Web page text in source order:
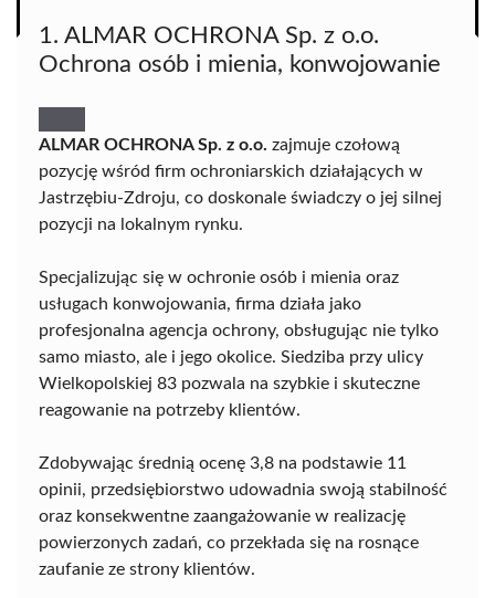
1. ALMAR OCHRONA Sp. z o.o.
Ochrona osób i mienia, konwojowanie
ALMAR OCHRONA Sp. z o.o. zajmuje czołową
pozycję wśród firm ochroniarskich działających w
Jastrzębiu-Zdroju, co doskonale świadczy o jej silnej
pozycji na lokalnym rynku.
Specjalizując się w ochronie osób i mienia oraz
usługach konwojowania, firma działa jako
profesjonalna agencja ochrony, obsługując nie tylko
samo miasto, ale i jego okolice. Siedziba przy ulicy
Wielkopolskiej 83 pozwala na szybkie i skuteczne
reagowanie na potrzeby klientów.
Zdobywając średnią ocenę 3,8 na podstawie 11
opinii, przedsiębiorstwo udowadnia swoją stabilność
oraz konsekwentne zaangażowanie w realizację
powierzonych zadań, co przekłada się na rosnące
zaufanie ze strony klientów.